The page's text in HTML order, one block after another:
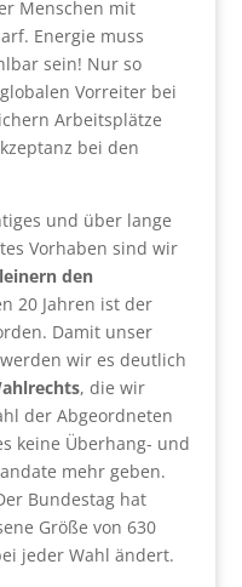
Menschen mit
Energie muss
sein! Nur so
Vorreiter bei
Arbeitsplätze
bei den
und über lange
Vorhaben sind wir
den
20 Jahren ist der
Damit unser
wir es deutlich
, die wir
der Abgeordneten
keine Überhang- und
mehr geben.
Bundestag hat
Größe von 630
jeder Wahl ändert.